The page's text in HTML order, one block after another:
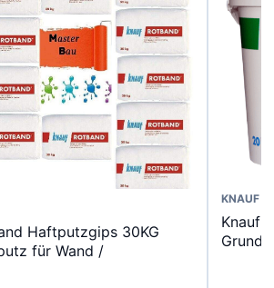
Haftputzgips 30KG
für Wand /
KNAUF
Knauf